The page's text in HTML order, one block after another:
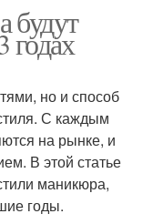
будут
годах
но и способ
С каждым
на рынке, и
В этой статье
маникюра,
годы.